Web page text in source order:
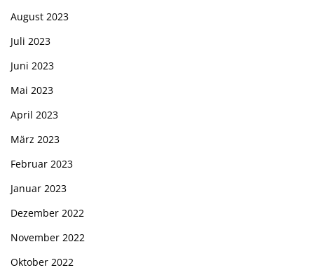
August 2023
Juli 2023
Juni 2023
Mai 2023
April 2023
März 2023
Februar 2023
Januar 2023
Dezember 2022
November 2022
Oktober 2022